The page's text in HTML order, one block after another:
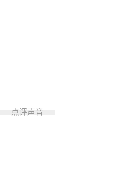
点评声音